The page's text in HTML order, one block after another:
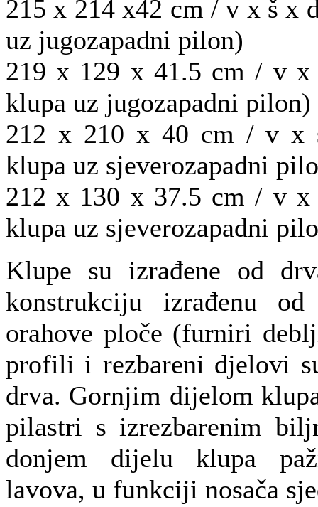
215 x 214 x42 cm / v x š x
uz jugozapadni pilon)
219 x 129 x 41.5 cm / v x
klupa uz jugozapadni pilon)
212 x 210 x 40 cm / v x
klupa uz sjeverozapadni
212 x 130 x 37.5 cm / v x
klupa uz sjeverozapadni
Klupe su izrađene od
konstrukciju izrađenu
orahove ploče (furniri
profili i rezbareni djelovi
drva. Gornjim dijelom
pilastri s izrezbarenim
donjem dijelu klupa
lavova, u funkciji nosača